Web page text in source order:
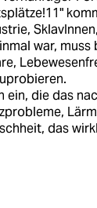
war, muss
die das
das